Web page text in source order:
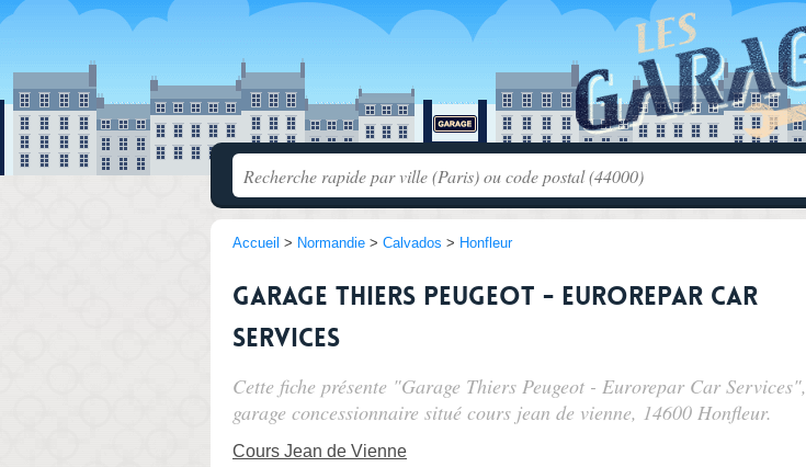
Accueil > Normandie > Calvados > Honfleur
Garage Thiers Peugeot - Eurorepar Car
Services
Cette fiche présente "Garage Thiers Peugeot - Eurorepar Car Services",
garage concessionnaire situé cours jean de vienne, 14600 Honfleur.
Cours Jean de Vienne